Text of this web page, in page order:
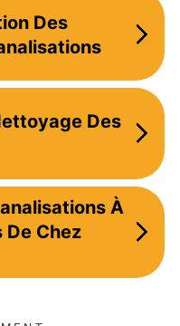
Des
Des
À
De Chez